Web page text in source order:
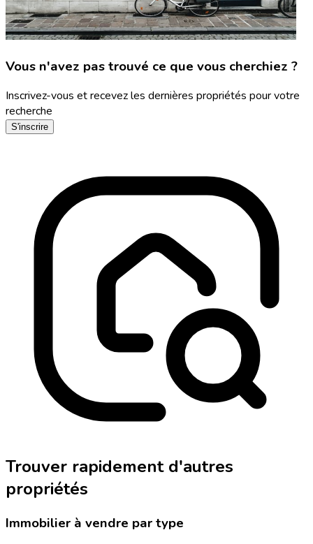
Vous n'avez pas trouvé ce que vous cherchiez ?
Inscrivez-vous et recevez les dernières propriétés pour votre
recherche
S'inscrire
Trouver rapidement d'autres
propriétés
Immobilier à vendre par type